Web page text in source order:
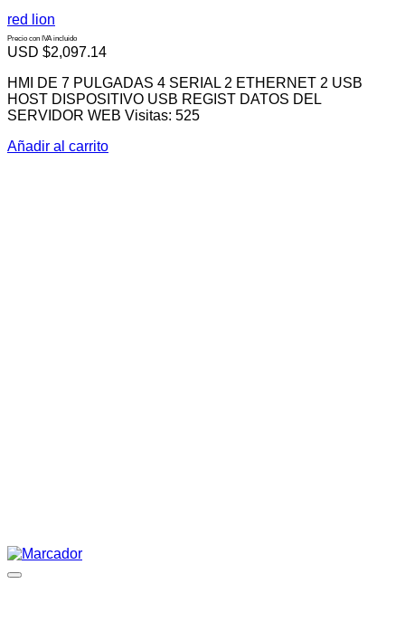
red lion
Precio con IVA incluido
USD $2,097.14
HMI DE 7 PULGADAS 4 SERIAL 2 ETHERNET 2 USB
HOST DISPOSITIVO USB REGIST DATOS DEL
SERVIDOR WEB Visitas: 525
Añadir al carrito